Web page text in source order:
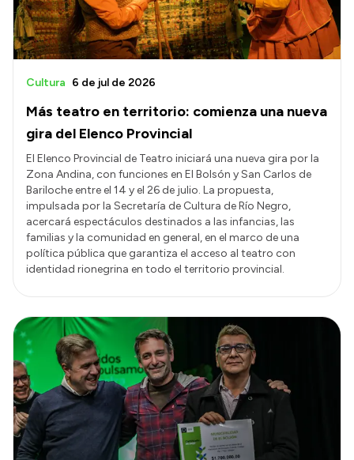
Más teatro en territorio: comienza una nueva
gira del Elenco Provincial
Cultura 6 de jul de 2026
El Elenco Provincial de Teatro iniciará una nueva gira por la
Zona Andina, con funciones en El Bolsón y San Carlos de
Bariloche entre el 14 y el 26 de julio. La propuesta,
impulsada por la Secretaría de Cultura de Río Negro,
acercará espectáculos destinados a las infancias, las
familias y la comunidad en general, en el marco de una
política pública que garantiza el acceso al teatro con
identidad rionegrina en todo el territorio provincial.